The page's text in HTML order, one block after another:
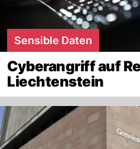
Sensible Daten
Cyberangriff auf
Liechtenstein